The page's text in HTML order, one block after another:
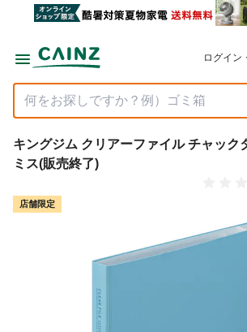
ログイン
キングジム クリアーファイル チャック
ミス(販売終了)
店舗限定